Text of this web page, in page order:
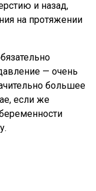
и назад,
на протяжении
— очень
большее
если же